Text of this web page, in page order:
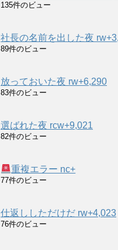
135件のビュー
社長の名前を出した夜
89件のビュー
放っておいた夜 rw+6,290
83件のビュー
選ばれた夜 rcw+9,021
82件のビュー
重複エラー nc+
77件のビュー
仕返ししただけだ rw+4,023
76件のビュー